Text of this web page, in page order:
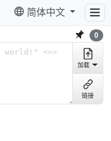
简体中文
0
加载
链接